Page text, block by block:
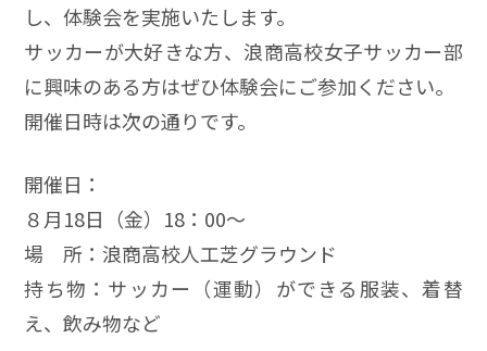
し、体験会を実施いたします。
サッカーが大好きな方、浪商高校女子サッカー部
に興味のある方はぜひ体験会にご参加ください。
開催日時は次の通りです。
開催日：
８月18日（金）18：00～
場 所：浪商高校人工芝グラウンド
持ち物：サッカー（運動）ができる服装、着替
え、飲み物など